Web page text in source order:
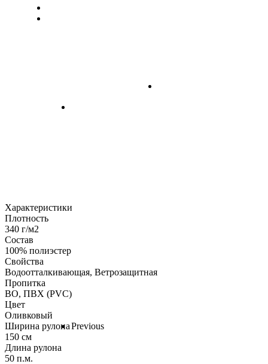
Previous
Характеристики
Плотность
340 г/м2
Состав
100% полиэстер
Свойства
Водоотталкивающая, Ветрозащитная
Пропитка
ВО, ПВХ (PVC)
Цвет
Оливковый
Ширина рулона
150 см
Длина рулона
50 п.м.